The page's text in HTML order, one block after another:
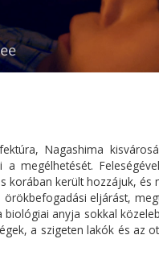
Nagashima
megélhetését.
került hozzájuk, és
eljárást,
anyja sokkal
a szigeten lakók és az